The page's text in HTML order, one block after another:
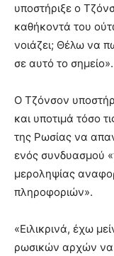
υποστήριξε ο
καθήκοντά του
νοιάζει; Θέλω να
σε αυτό το σημείο».
Ο Τζόνσον
και υποτιμά τόσο
της Ρωσίας να
ενός συνδυασμού
μεροληψίας
πληροφοριών».
«Ειλικρινά, έχω
ρωσικών αρχών να